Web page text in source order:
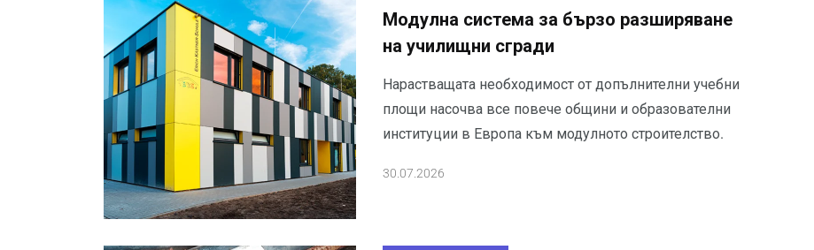
Модулна система за бързо разширяване
на училищни сгради
Нарастващата необходимост от допълнителни учебни
площи насочва все повече общини и образователни
институции в Европа към модулното строителство.
30.07.2026